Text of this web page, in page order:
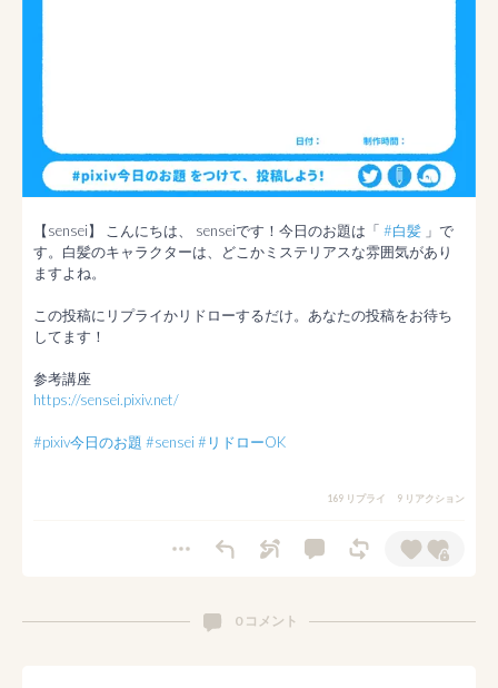
【sensei】 こんにちは、 senseiです！今日のお題は「 #白髪 」で
す。白髪のキャラクターは、どこかミステリアスな雰囲気があり
ますよね。
この投稿にリプライかリドローするだけ。あなたの投稿をお待ち
してます！
https://sensei.pixiv.net/
#pixiv今日のお題 #sensei #リドローOK
169 リプライ 9 リアクション
0 コメント